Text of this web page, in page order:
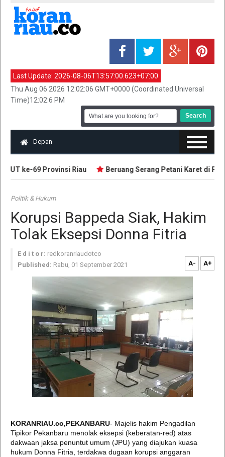
Last Update: 2026-08-06T13:57:00.623+07:00
Thu Aug 06 2026 12:02:06 GMT+0000 (Coordinated Universal
Time)12:02:6 PM
Depan
ke-69 Provinsi Riau Beruang Serang Petani Karet di
Politik & Hukum
Korupsi Bappeda Siak, Hakim
Tolak Eksepsi Donna Fitria
E d i t o r: redkoranriaudotco
Published: Rabu, 01 September 2021 A- A+
KORANRIAU.co,PEKANBARU- Majelis hakim Pengadilan
Tipikor Pekanbaru menolak eksepsi (keberatan-red) atas
dakwaan jaksa penuntut umum (JPU) yang diajukan kuasa
hukum Donna Fitria, terdakwa dugaan korupsi anggaran